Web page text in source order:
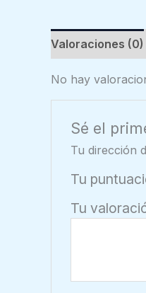
Valoraciones (0)
No hay
Sé el
Tu dirección
Tu
Tu